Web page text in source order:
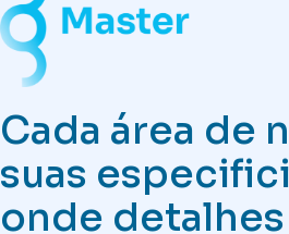
Cada área de
suas
onde